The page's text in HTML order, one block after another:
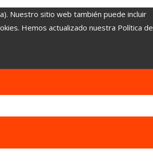
Nuestro sitio web también puede incluir
Hemos actualizado nuestra Política de